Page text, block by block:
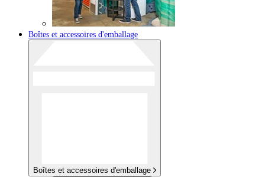
Boîtes et accessoires d'emballage
Boîtes et accessoires d'emballage